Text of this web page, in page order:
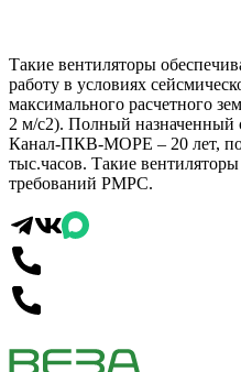
Такие вентиляторы
работу в условиях
максимального расчетного
2 м/с2). Полный назначенный
Канал-ПКВ-МОРЕ – 20 лет,
тыс.часов. Такие
требований РМРС.